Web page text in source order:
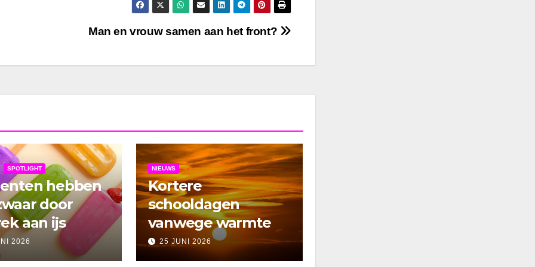
Man en vrouw samen aan het front?
SPOTLIGHT
hebben
door
aan ijs
2026
NIEUWS
Kortere
schooldagen
vanwege warmte
25 JUNI 2026